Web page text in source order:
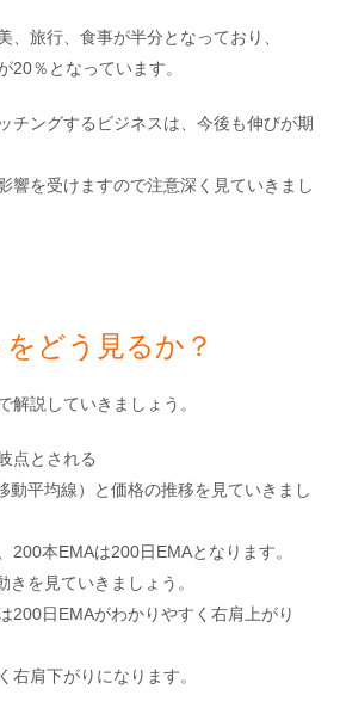
、旅行、食事が半分となっており、
20％となっています。
チングするビジネスは、今後も伸びが期
響を受けますので注意深く見ていきまし
どう見るか？
解説していきましょう。
点とされる
動平均線）と価格の推移を見ていきまし
200本EMAは200日EMAとなります。
きを見ていきましょう。
200日EMAがわかりやすく右肩上がり
右肩下がりになります。